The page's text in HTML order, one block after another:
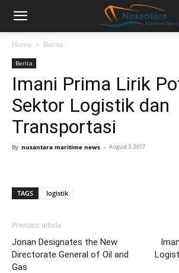
Home Berita
Berita
Imani Prima Lirik
Sektor Logistik dan
Transportasi
By nusantara maritime news - August 3, 2017
TAGS logistik
Previous article
Jonan Designates the New
Directorate General of Oil and
Gas